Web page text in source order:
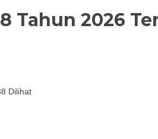
Tahun 2026
Dilihat